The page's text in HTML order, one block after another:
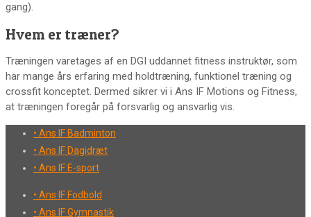
gang).
Hvem er træner?
Træningen varetages af en DGI uddannet fitness instruktør, som
har mange års erfaring med holdtræning, funktionel træning og
crossfit konceptet. Dermed sikrer vi i Ans IF Motions og Fitness,
at træningen foregår på forsvarlig og ansvarlig vis.
• Ans IF Badminton
• Ans IF Dagidræt
• Ans IF E-sport
• Ans IF Fodbold
• Ans IF Gymnastik